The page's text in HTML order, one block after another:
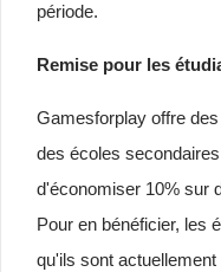
période.
Remise pour les
Gamesforplay offre
des écoles
d'économiser 10% sur
Pour en bénéficier, les
qu'ils sont